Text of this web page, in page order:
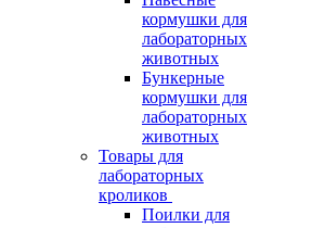
кормушки для
лабораторных
животных
Бункерные
кормушки для
лабораторных
животных
Товары для
лабораторных
кроликов
Поилки для